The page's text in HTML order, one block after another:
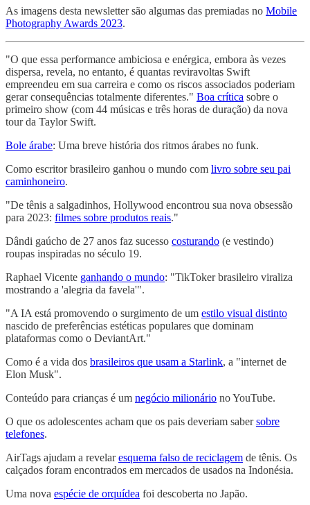
As imagens desta newsletter são algumas das premiadas no Mobile
Photography Awards 2023.
"O que essa performance ambiciosa e enérgica, embora às vezes
dispersa, revela, no entanto, é quantas reviravoltas Swift
empreendeu em sua carreira e como os riscos associados poderiam
gerar consequências totalmente diferentes." Boa crítica sobre o
primeiro show (com 44 músicas e três horas de duração) da nova
tour da Taylor Swift.
Bole árabe: Uma breve história dos ritmos árabes no funk.
Como escritor brasileiro ganhou o mundo com livro sobre seu pai
caminhoneiro.
"De tênis a salgadinhos, Hollywood encontrou sua nova obsessão
para 2023: filmes sobre produtos reais."
Dândi gaúcho de 27 anos faz sucesso costurando (e vestindo)
roupas inspiradas no século 19.
Raphael Vicente ganhando o mundo: "TikToker brasileiro viraliza
mostrando a 'alegria da favela'".
"A IA está promovendo o surgimento de um estilo visual distinto
nascido de preferências estéticas populares que dominam
plataformas como o DeviantArt."
Como é a vida dos brasileiros que usam a Starlink, a "internet de
Elon Musk".
Conteúdo para crianças é um negócio milionário no YouTube.
O que os adolescentes acham que os pais deveriam sabersobre
telefones.
AirTags ajudam a revelaresquema falso de reciclagem de tênis. Os
calçados foram encontrados em mercados de usados na Indonésia.
Uma nova espécie de orquídea foi descoberta no Japão.